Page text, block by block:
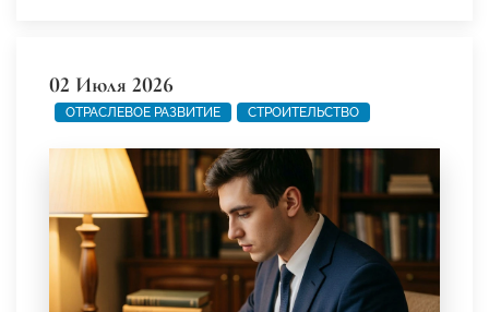
02 Июля 2026
ОТРАСЛЕВОЕ РАЗВИТИЕ СТРОИТЕЛЬСТВО